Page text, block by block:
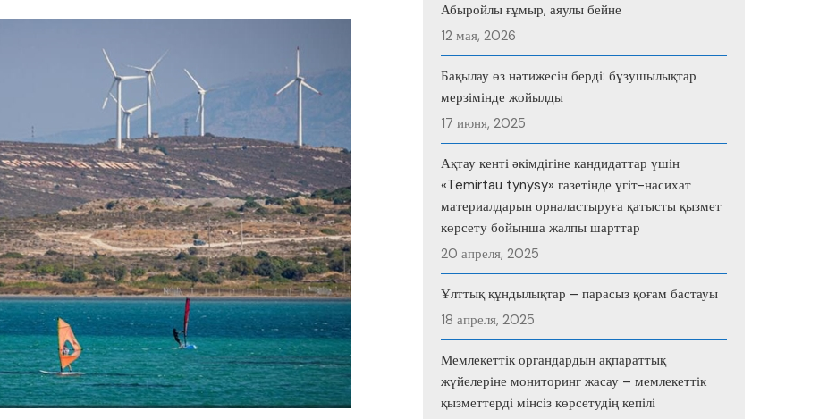
Абыройлы ғұмыр, аяулы бейне
12 мая, 2026
Бақылау өз нәтижесін берді: бұзушылықтар
мерзімінде жойылды
17 июня, 2025
Ақтау кенті әкімдігіне кандидаттар үшін
«Temirtau tynysy» газетінде үгіт-насихат
материалдарын орналастыруға қатысты қызмет
көрсету бойынша жалпы шарттар
20 апреля, 2025
Ұлттық құндылықтар – парасыз қоғам бастауы
18 апреля, 2025
Мемлекеттік органдардың ақпараттық
жүйелеріне мониторинг жасау – мемлекеттік
қызметтерді мінсіз көрсетудің кепілі